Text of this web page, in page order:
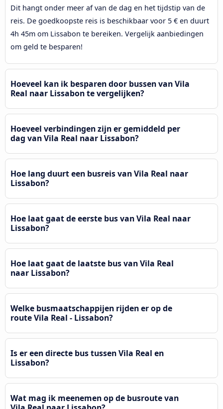
Dit hangt onder meer af van de dag en het tijdstip van de
reis. De goedkoopste reis is beschikbaar voor 5 € en duurt
4h 45m om Lissabon te bereiken. Vergelijk aanbiedingen
om geld te besparen!
Hoeveel kan ik besparen door bussen van Vila
Real naar Lissabon te vergelijken?
Hoeveel verbindingen zijn er gemiddeld per
dag van Vila Real naar Lissabon?
Hoe lang duurt een busreis van Vila Real naar
Lissabon?
Hoe laat gaat de eerste bus van Vila Real naar
Lissabon?
Hoe laat gaat de laatste bus van Vila Real
naar Lissabon?
Welke busmaatschappijen rijden er op de
route Vila Real - Lissabon?
Is er een directe bus tussen Vila Real en
Lissabon?
Wat mag ik meenemen op de busroute van